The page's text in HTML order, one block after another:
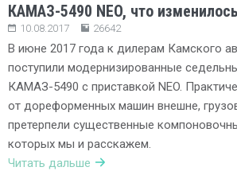
КАМАЗ-5490 NEO, что
10.08.2017 26642
В июне 2017 года к дилерам Камского
поступили модернизированные
КАМАЗ-5490 с приставкой NEO.
от дореформенных машин внешне,
претерпели существенные
которых мы и расскажем.
Читать дальше